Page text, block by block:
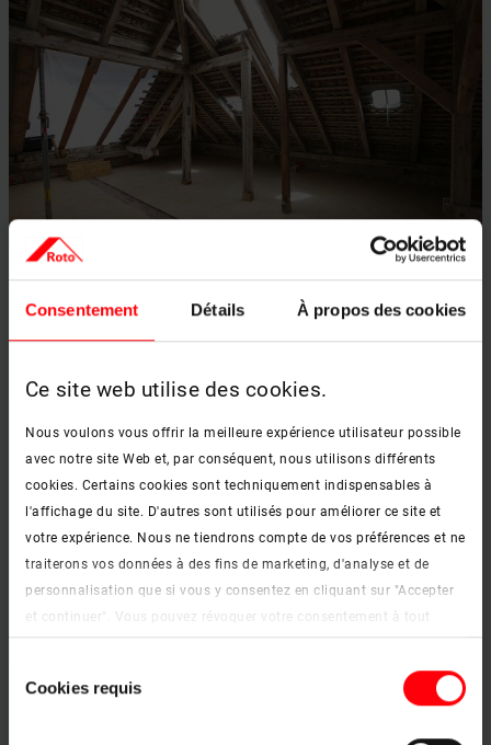
Consentement Détails À propos des cookies
Ce site web utilise des cookies.
Nous voulons vous offrir la meilleure expérience utilisateur possible
avec notre site Web et, par conséquent, nous utilisons différents
cookies. Certains cookies sont techniquement indispensables à
l'affichage du site. D'autres sont utilisés pour améliorer ce site et
votre expérience. Nous ne tiendrons compte de vos préférences et ne
traiterons vos données à des fins de marketing, d'analyse et de
personnalisation que si vous y consentez en cliquant sur "Accepter
et continuer". Vous pouvez révoquer votre consentement à tout
cookies et les options de personnalisation sous le bouton "Afficher
les détails".
duCookies requis
En savoir pluskeyboard_arrow_right